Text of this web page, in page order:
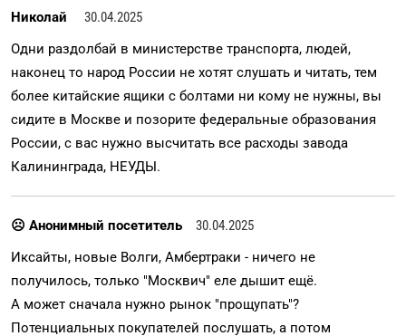
Николай
30.04.2025
Одни раздолбай в министерстве транспорта, людей,
наконец то народ России не хотят слушать и читать, тем
более китайские ящики с болтами ни кому не нужны, вы
сидите в Москве и позорите федеральные образования
России, с вас нужно высчитать все расходы завода
Калининграда, НЕУДЫ.
☹ Анонимный посетитель
30.04.2025
Иксайты, новые Волги, Амбертраки - ничего не
получилось, только "Москвич" еле дышит ещё.
А может сначала нужно рынок "прощупать"?
Потенциальных покупателей послушать, а потом